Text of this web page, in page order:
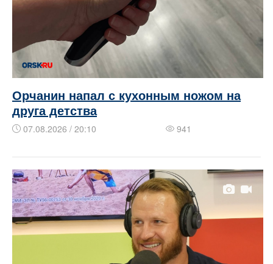
Орчанин напал с кухонным ножом на
друга детства
07.08.2026 / 20:10 941